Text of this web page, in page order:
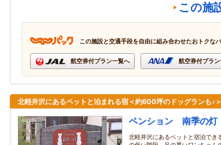
この施
この施設と交通手段を自由に組み合わせたおトクな
航空券付プラン一覧へ 航空券付プラ
北軽井沢にあるペットと泊まれる宿＜約600坪のドッグランも♪
ペンション 南季の灯
北軽井沢にあるペットと宿泊でき